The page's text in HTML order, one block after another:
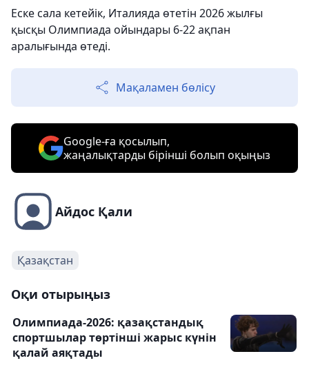
Еске сала кетейік, Италияда өтетін 2026 жылғы
қысқы Олимпиада ойындары 6-22 ақпан
аралығында өтеді.
Мақаламен бөлісу
Google-ға қосылып,
жаңалықтарды бірінші болып оқыңыз
Айдос Қали
Қазақстан
Оқи отырыңыз
Олимпиада-2026: қазақстандық
спортшылар төртінші жарыс күнін
қалай аяқтады